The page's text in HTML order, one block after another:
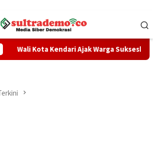
Kendari Ajak Warga Sukseskan Sensus